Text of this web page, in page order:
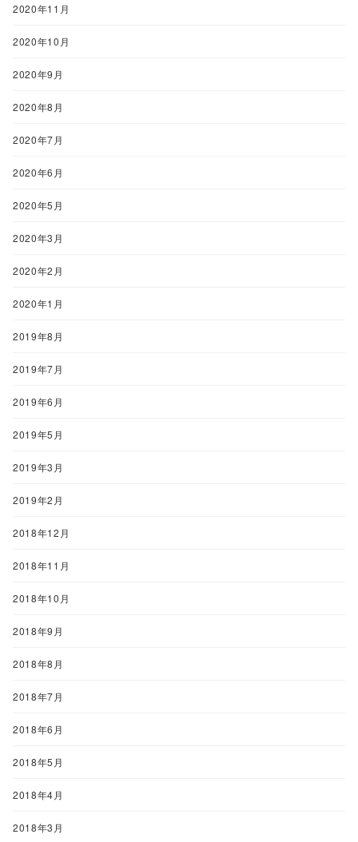
2020年11月
2020年10月
2020年9月
2020年8月
2020年7月
2020年6月
2020年5月
2020年3月
2020年2月
2020年1月
2019年8月
2019年7月
2019年6月
2019年5月
2019年3月
2019年2月
2018年12月
2018年11月
2018年10月
2018年9月
2018年8月
2018年7月
2018年6月
2018年5月
2018年4月
2018年3月